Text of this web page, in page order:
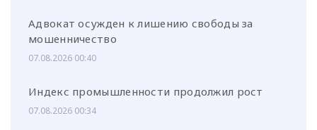
Адвокат осужден к лишению свободы за
мошенничество
07.08.2026 00:40
Индекс промышленности продолжил рост
07.08.2026 00:34